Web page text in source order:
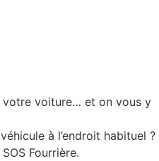
votre voiture… et on vous y
à l’endroit habituel ?
Fourrière.